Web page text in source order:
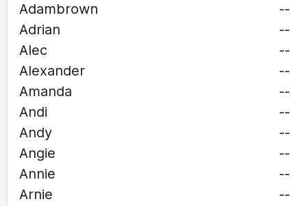
Adambrown
--
Adrian
--
Alec
--
Alexander
--
Amanda
--
Andi
--
Andy
--
Angie
--
Annie
--
Arnie
--